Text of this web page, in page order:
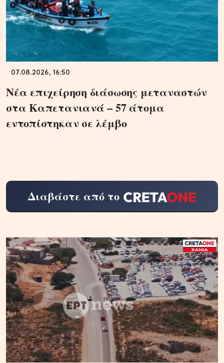
07.08.2026, 16:50
Νέα επιχείρηση διάσωσης μεταναστών
στα Καπετανιανά – 57 άτομα
εντοπίστηκαν σε λέμβο
Διαβάστε από το